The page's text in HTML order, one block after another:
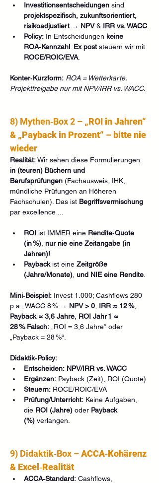
Investitionsentscheidungen sind
projektspezifisch, zukunftsorientiert,
risikoadjustiert → NPV & IRR vs. WACC
Policy: In Entscheidungen keine
ROA‑Kennzahl Ex post steuern wir mit
ROCE/ROIC/EVA.
Konter‑Kurzform: ROA = Wetterkarte.
Projektfreigabe nur mit NPV/IRR vs. WACC.
8) Mythen‑Box 2 – „ROI in Jahren“
& „Payback in Prozent“ – bitte nie
wieder
Realität: Wir sehen diese Formulierungen
in (teuren) Büchern und
Berufsprüfungen (Fachausweis, IHK,
mündliche Prüfungen an Höheren
Fachschulen). Das ist Begriffsvermischung
par excellence ...
ROI ist IMMER eine Rendite‑Quote
(in %) nur nie eine Zeitangabe (in
Jahren)!
Payback ist eine Zeitgröße
(Jahre/Monate) und NIE eine Rendite
Mini‑Beispiel: Invest 1.000; Cashflows 280
p.a.; WACC 8 % → NPV > 0 IRR ≈ 12 %,
Payback ≈ 3,6 Jahre ROI Jahr 1 ≈
28 %. Falsch: „ROI = 3,6 Jahre“ oder
„Payback = 28 %“.
Didaktik‑Policy:
Entscheiden: NPV/IRR vs. WACC
Ergänzen: Payback (Zeit), ROI (Quote)
Steuern: ROCE/ROIC/EVA
Prüfung/Unterricht: Keine Aufgaben,
die ROI (Jahre) oder Payback
(%) verlangen.
9) Didaktik‑Box – ACCA‑Kohärenz
& Excel‑Realität
ACCA‑Standard: Cashflows,